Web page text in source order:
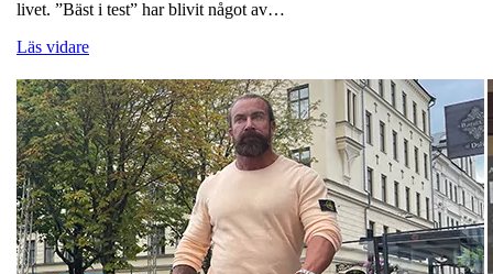
livet. ”Bäst i test” har blivit något av…
Läs vidare